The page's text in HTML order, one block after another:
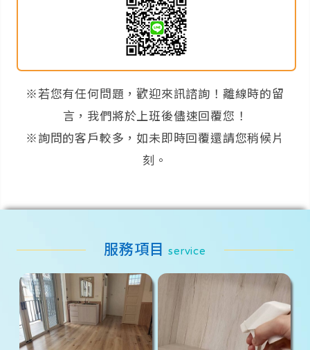
※若您有任何問題，歡迎來訊諮詢！離線時的留
言，我們將於上班後儘速回覆您！
※詢問的客戶較多，如未即時回覆還請您稍候片
刻。
服務項目 service